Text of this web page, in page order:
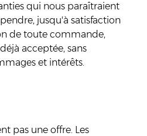
qui nous paraîtraient
jusqu'à satisfaction
de toute commande,
acceptée, sans
et intérêts.
pas une offre. Les